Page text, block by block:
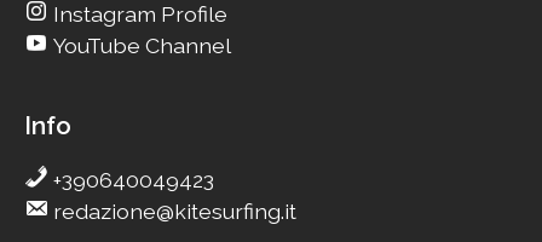
Instagram Profile
YouTube Channel
Info
+390640049423
redazione@kitesurfing.it